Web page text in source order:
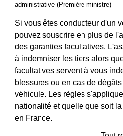
administrative (Première ministre)
Si vous êtes conducteur d'un
pouvez souscrire en plus de
des garanties facultatives.
à indemniser les tiers alors
facultatives servent à vous
blessures ou en cas de
véhicule. Les règles
nationalité et quelle que soit
en France.